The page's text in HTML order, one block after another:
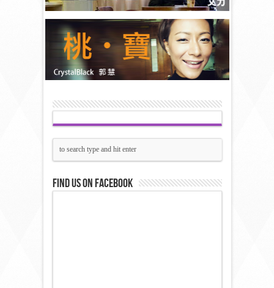
Find us on Facebook